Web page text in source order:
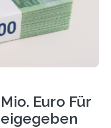
Euro Für